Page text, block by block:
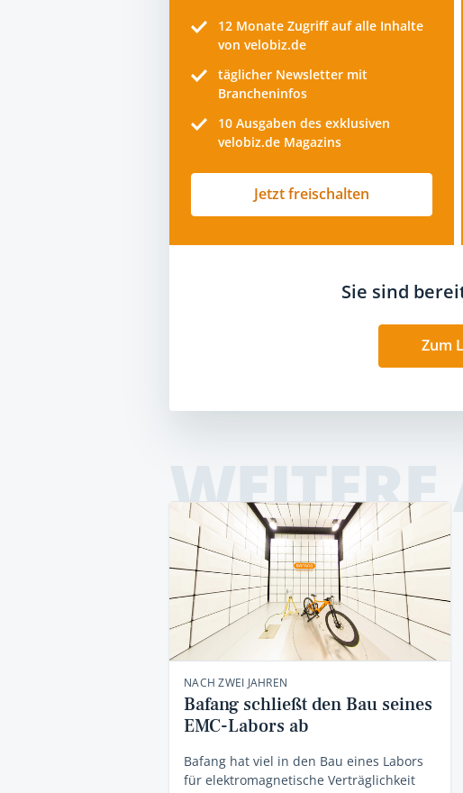
12 Monate Zugriff auf alle Inhalte
von velobiz.de
täglicher Newsletter mit
Brancheninfos
10 Ausgaben des exklusiven
velobiz.de Magazins
Jetzt freischalten
Sie sind
Zum
NACH ZWEI JAHREN
Bafang schließt den Bau seines
EMC-Labors ab
Bafang hat viel in den Bau eines Labors
für elektromagnetische Verträglichkeit